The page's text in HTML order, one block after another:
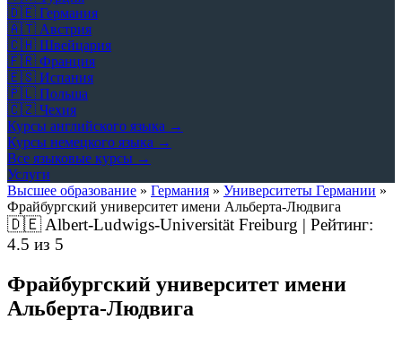
🇩🇪 Германия
🇦🇹 Австрия
🇨🇭 Швейцария
🇫🇷 Франция
🇪🇸 Испания
🇵🇱 Польша
🇨🇿 Чехия
Курсы английского языка →
Курсы немецкого языка →
Все языковые курсы →
Услуги
Высшее образование » Германия » Университеты Германии »
Фрайбургский университет имени Альберта-Людвига
🇩🇪Albert-Ludwigs-Universität Freiburg | Рейтинг:
4.5 из 5
Фрайбургский университет имени
Альберта-Людвига